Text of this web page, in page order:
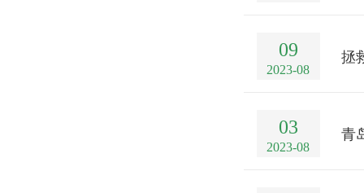
09
2023-08
拯
03
2023-08
青